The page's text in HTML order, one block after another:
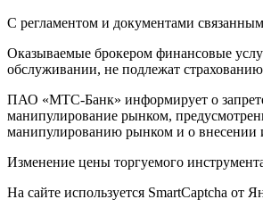
С регламентом и документами
Оказываемые брокером финансовые
обслуживании, не подлежат
ПАО «МТС-Банк» информирует о
манипулирование рынком,
манипулированию рынком и о внесении
Изменение цены торгуемого
На сайте используется SmartCaptcha от